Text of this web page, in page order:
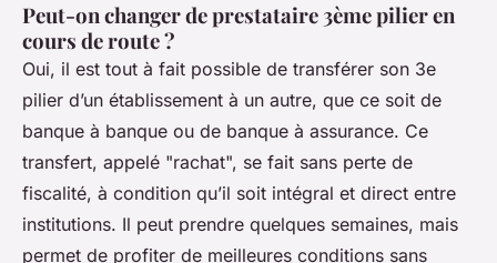
Peut-on changer de prestataire 3ème pilier en
cours de route ?
Oui, il est tout à fait possible de transférer son 3e
pilier d’un établissement à un autre, que ce soit de
banque à banque ou de banque à assurance. Ce
transfert, appelé "rachat", se fait sans perte de
fiscalité, à condition qu’il soit intégral et direct entre
institutions. Il peut prendre quelques semaines, mais
permet de profiter de meilleures conditions sans